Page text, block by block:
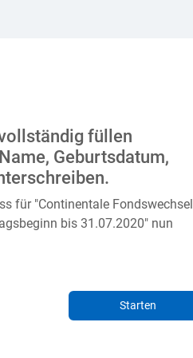
füllen
Geburtsdatum,
für "Continentale Fondswechsel
bis 31.07.2020" nun
Starten